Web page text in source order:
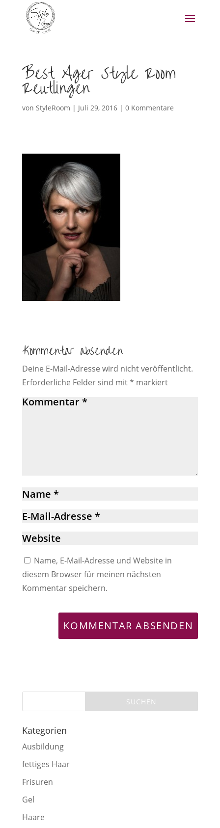
Best Ager Style Room
Reutlingen
von StyleRoom | Juli 29, 2016| 0 Kommentare
Kommentar absenden
Deine E-Mail-Adresse wird nicht veröffentlicht.
Erforderliche Felder sind mit* markiert
Name, E-Mail-Adresse und Website in
diesem Browser für meinen nächsten
Kommentar speichern.
Kategorien
Ausbildung
fettiges Haar
Frisuren
Gel
Haare